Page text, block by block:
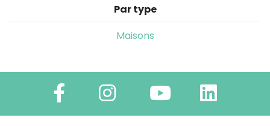
Par type
Maisons